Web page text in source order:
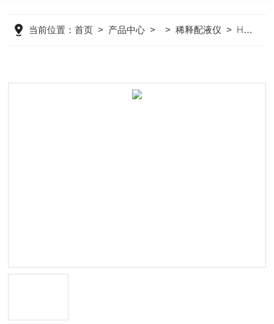
当前位置：首页 > 产品中心 > >稀释配液仪 > Hamilton-MICROLAB®510B 配液仪